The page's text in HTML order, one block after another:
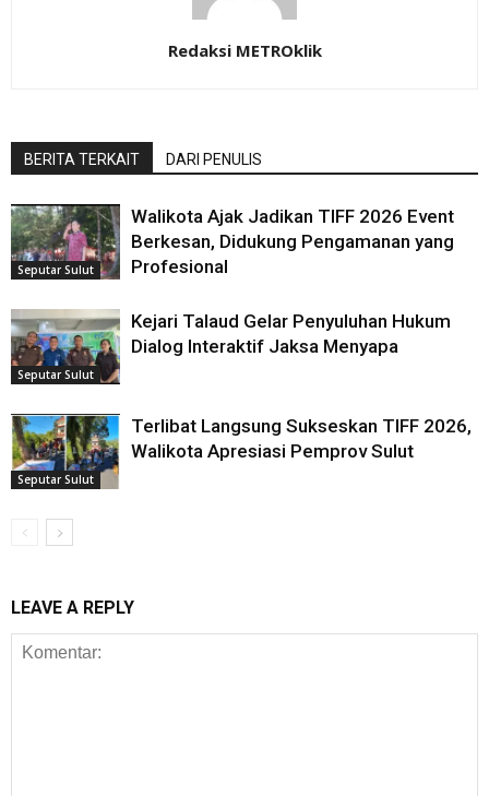
Redaksi METROklik
BERITA TERKAIT DARI PENULIS
Seputar Sulut
Walikota Ajak Jadikan TIFF 2026 Event
Berkesan, Didukung Pengamanan yang
Profesional
Seputar Sulut
Kejari Talaud Gelar Penyuluhan Hukum
Dialog Interaktif Jaksa Menyapa
Seputar Sulut
Terlibat Langsung Sukseskan TIFF 2026,
Walikota Apresiasi Pemprov Sulut
LEAVE A REPLY